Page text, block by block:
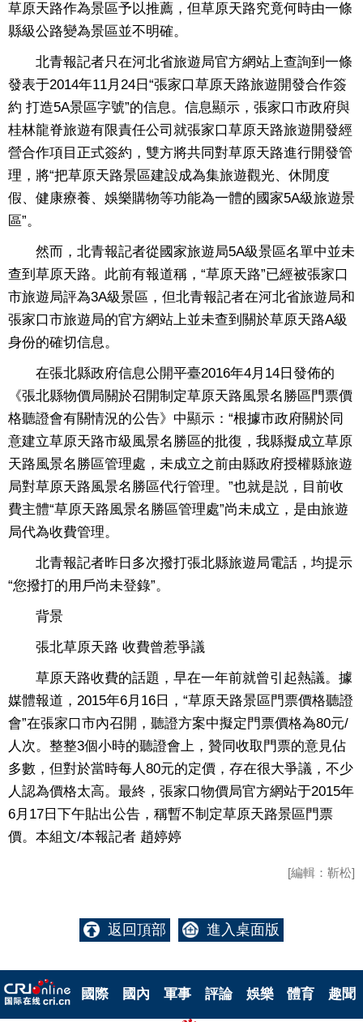
草原天路作為景區予以推薦，但草原天路究竟何時由一條
縣級公路變為景區並不明確。
北青報記者只在河北省旅遊局官方網站上查詢到一條
發表于2014年11月24日“張家口草原天路旅遊開發合作簽
約 打造5A景區字號”的信息。信息顯示，張家口市政府與
桂林龍脊旅遊有限責任公司就張家口草原天路旅遊開發經
營合作項目正式簽約，雙方將共同對草原天路進行開發管
理，將“把草原天路景區建設成為集旅遊觀光、休閒度
假、健康療養、娛樂購物等功能為一體的國家5A級旅遊景
區”。
然而，北青報記者從國家旅遊局5A級景區名單中並未
查到草原天路。此前有報道稱，“草原天路”已經被張家口
市旅遊局評為3A級景區，但北青報記者在河北省旅遊局和
張家口市旅遊局的官方網站上並未查到關於草原天路A級
身份的確切信息。
在張北縣政府信息公開平臺2016年4月14日發佈的
《張北縣物價局關於召開制定草原天路風景名勝區門票價
格聽證會有關情況的公告》中顯示：“根據市政府關於同
意建立草原天路市級風景名勝區的批復，我縣擬成立草原
天路風景名勝區管理處，未成立之前由縣政府授權縣旅遊
局對草原天路風景名勝區代行管理。”也就是説，目前收
費主體“草原天路風景名勝區管理處”尚未成立，是由旅遊
局代為收費管理。
北青報記者昨日多次撥打張北縣旅遊局電話，均提示
“您撥打的用戶尚未登錄”。
背景
張北草原天路 收費曾惹爭議
草原天路收費的話題，早在一年前就曾引起熱議。據
媒體報道，2015年6月16日，“草原天路景區門票價格聽證
會”在張家口市內召開，聽證方案中擬定門票價格為80元/
人次。整整3個小時的聽證會上，贊同收取門票的意見佔
多數，但對於當時每人80元的定價，存在很大爭議，不少
人認為價格太高。最終，張家口物價局官方網站于2015年
6月17日下午貼出公告，稱暫不制定草原天路景區門票
價。本組文/本報記者 趙婷婷
[編輯：靳松]
返回頂部 進入桌面版
國際 國內 軍事 評論 娛樂 體育 趣聞